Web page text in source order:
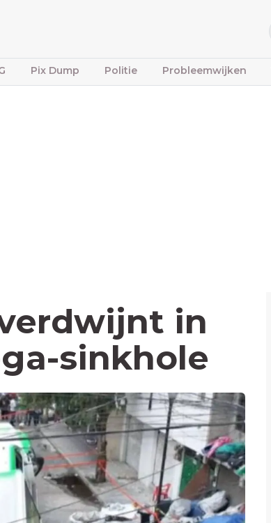
Pix Dump Politie Probleemwijken
in
sinkhole